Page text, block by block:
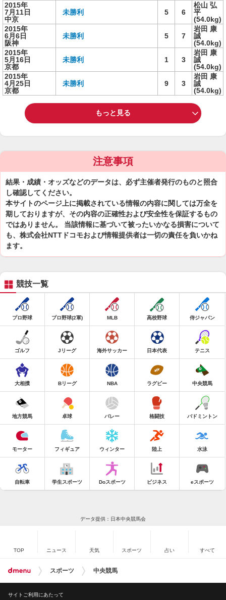
2015年
7月11日
中京
未勝利 5 6
松山 弘
平
(54.0kg)
2015年
6月6日
阪神
未勝利 5 7
岩田 康
誠
(54.0kg)
2015年
5月16日
京都
未勝利 1 3
岩田 康
誠
(54.0kg)
2015年
4月25日
京都
未勝利 9 3
岩田 康
誠
(54.0kg)
もっと見る
注意事項
結果・成績・オッズなどのデータは、必ず主催者発行のものと照合
し確認してください。
本サイトのページ上に掲載されている情報の内容に関しては万全を
期しておりますが、その内容の正確性および安全性を保証するもの
ではありません。 当該情報に基づいて被ったいかなる損害について
も、株式会社NTTドコモおよび情報提供者は一切の責任を負いかね
ます。
競技一覧
プロ野球 プロ野球(2軍) MLB 高校野球 侍ジャパン
ゴルフ Jリーグ 海外サッカー 日本代表 テニス
大相撲 Bリーグ NBA ラグビー 中央競馬
地方競馬 卓球 バレー 格闘技 バドミントン
モーター フィギュア ウィンター 陸上 水泳
自転車 学生スポーツ Doスポーツ ビジネス eスポーツ
データ提供：日本中央競馬会
TOP ニュース 天気 スポーツ 占い すべて
スポーツ 中央競馬
サイトご利用にあたって